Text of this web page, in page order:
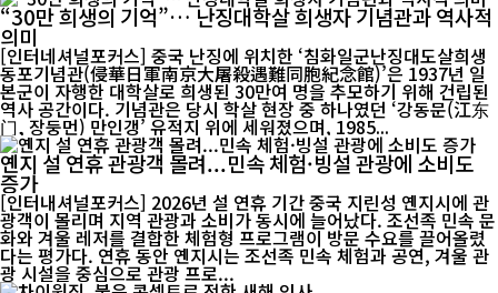
“30만 희생의 기억”… 난징대학살 희생자 기념관과 역사적
의미
[인터네셔널포커스] 중국 난징에 위치한 ‘침화일군난징대도살희생
동포기념관(侵華日軍南京大屠殺遇難同胞紀念館)’은 1937년 일
본군이 자행한 대학살로 희생된 30만여 명을 추모하기 위해 건립된
역사 공간이다. 기념관은 당시 학살 현장 중 하나였던 ‘강동문(江东
门, 장둥먼) 만인갱’ 유적지 위에 세워졌으며, 1985...
옌지 설 연휴 관광객 몰려...민속 체험·빙설 관광에 소비도
증가
[인터내셔널포커스] 2026년 설 연휴 기간 중국 지린성 옌지시에 관
광객이 몰리며 지역 관광과 소비가 동시에 늘어났다. 조선족 민속 문
화와 겨울 레저를 결합한 체험형 프로그램이 방문 수요를 끌어올렸
다는 평가다. 연휴 동안 옌지시는 조선족 민속 체험과 공연, 겨울 관
광 시설을 중심으로 관광 프로...